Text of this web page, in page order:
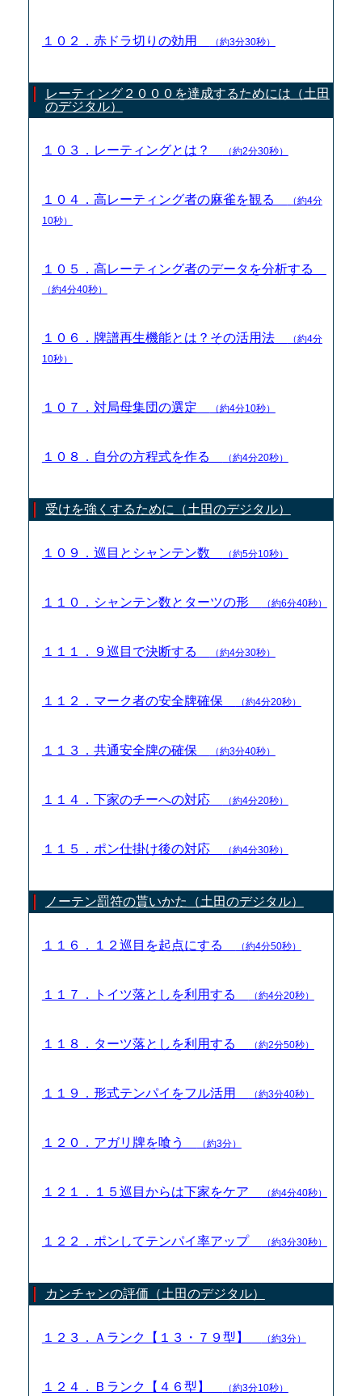
１０２．赤ドラ切りの効用 （約3分30秒）
レーティング２０００を達成するためには（土田
のデジタル）
１０３．レーティングとは？ （約2分30秒）
１０４．高レーティング者の麻雀を観る
（約4分
10秒）
１０５．高レーティング者のデータを分析する
（約4分40秒）
１０６．牌譜再生機能とは？その活用法
（約4分
10秒）
１０７．対局母集団の選定 （約4分10秒）
１０８．自分の方程式を作る （約4分20秒）
受けを強くするために（土田のデジタル）
１０９．巡目とシャンテン数 （約5分10秒）
１１０．シャンテン数とターツの形 （約6分40秒）
１１１．９巡目で決断する （約4分30秒）
１１２．マーク者の安全牌確保 （約4分20秒）
１１３．共通安全牌の確保 （約3分40秒）
１１４．下家のチーへの対応 （約4分20秒）
１１５．ポン仕掛け後の対応 （約4分30秒）
ノーテン罰符の貰いかた（土田のデジタル）
１１６．１２巡目を起点にする （約4分50秒）
１１７．トイツ落としを利用する （約4分20秒）
１１８．ターツ落としを利用する （約2分50秒）
１１９．形式テンパイをフル活用 （約3分40秒）
１２０．アガリ牌を喰う （約3分）
１２１．１５巡目からは下家をケア （約4分40秒）
１２２．ポンしてテンパイ率アップ （約3分30秒）
カンチャンの評価（土田のデジタル）
１２３．Ａランク【１３・７９型】 （約3分）
１２４．Ｂランク【４６型】 （約3分10秒）